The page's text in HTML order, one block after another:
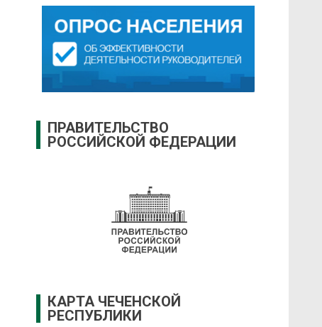
ПРАВИТЕЛЬСТВО
РОССИЙСКОЙ ФЕДЕРАЦИИ
КАРТА ЧЕЧЕНСКОЙ
РЕСПУБЛИКИ